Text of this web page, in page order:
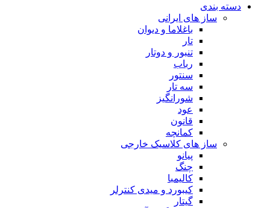
دسته بندی
ساز های ایرانی
باغلاما و دیوان
تار
تنبور و دوتار
رباب
سنتور
سه تار
شورانگیز
عود
قانون
کمانچه
ساز های کلاسیک خارجی
پیانو
چنگ
کالیمبا
کیبورد و میدی کنترلر
گیتار